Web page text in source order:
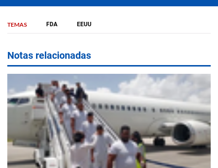
TEMAS FDA EEUU
Notas relacionadas